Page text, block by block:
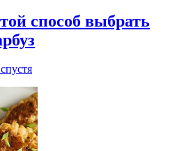
способ выбрать